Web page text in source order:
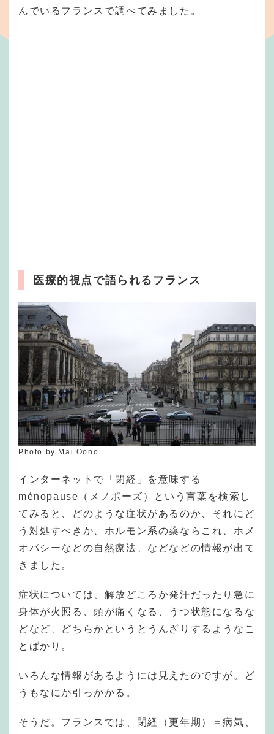
んでいるフランスで調べてみました。
医療的視点で語られるフランス
Photo by Mai Oono
インターネットで「閉経」を意味する
ménopause（メノポーズ）という言葉を検索し
てみると、どのような症状があるのか、それにど
う対処すべきか、ホルモン系の薬ならこれ、ホメ
オパシーなどの自然療法、などなどの情報が出て
きました。
症状については、解放どころか発汗だったり急に
身体が火照る、頭が痛くなる、うつ状態になるな
どなど、どちらかというとうんざりするようなこ
とばかり。
いろんな情報があるようには見えたのですが。ど
うもなにか引っかかる。
そうだ。フランスでは、閉経（更年期）＝病気、